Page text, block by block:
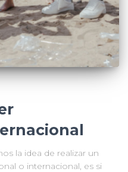
la idea de realizar un
o internacional, es si